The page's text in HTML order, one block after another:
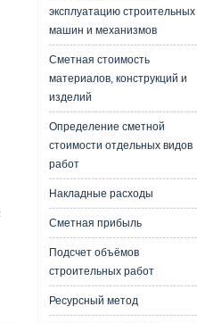
эксплуатацию строительных
машин и механизмов
Сметная стоимость
материалов, конструкций и
изделий
Определение сметной
стоимости отдельных видов
работ
Накладные расходы
Сметная прибыль
Подсчет объёмов
строительных работ
Ресурсный метод